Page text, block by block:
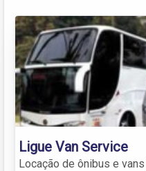
Ligue Van Service
Locação de ônibus e